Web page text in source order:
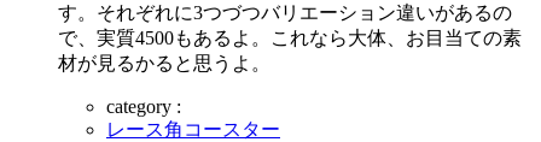
す。それぞれに3つづつバリエーション違いがあるの
で、実質4500もあるよ。これなら大体、お目当ての素
材が見るかると思うよ。
category :
レース角コースター